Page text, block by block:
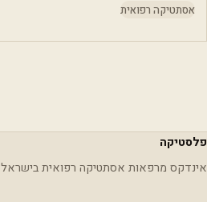
אסתטיקה רפואית
פלסטיקה
אינדקס מרפאות אסתטיקה רפואית בישראל